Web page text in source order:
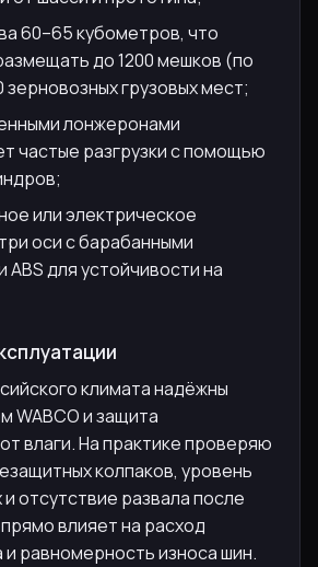
60–65 кубометров, что
до 1200 мешков (по
зерновозных грузовых мест;
лонжеронами
частые разгрузки с помощью
или электрическое
оси с барабанными
ABS для устойчивости на
климата надёжны
WABCO и защита
влаги. На практике проверяю
колпаков, уровень
отсутствие развала после
влияет на расход
и равномерность износа шин.